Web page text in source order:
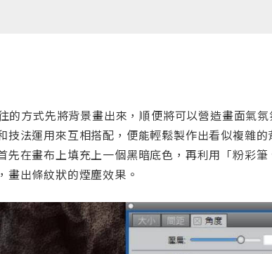
的方式先將背景畫出來，順便將可以營造畫面氣
技法運用來互相搭配，便能輕鬆製作出看似複雜
先在畫布上填充上一個黑暗底色，再利用「粉彩
畫出條紋狀的煙塵效果。